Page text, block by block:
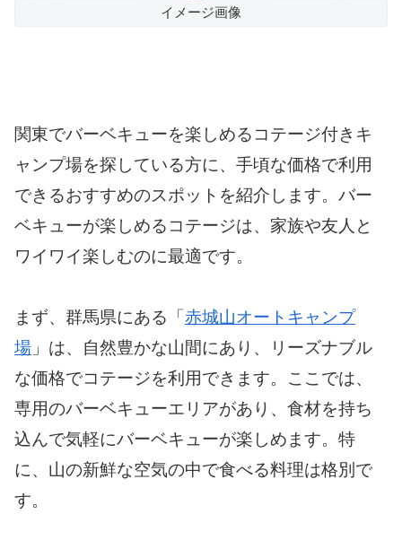
イメージ画像
関東でバーベキューを楽しめるコテージ付きキ
ャンプ場を探している方に、手頃な価格で利用
できるおすすめのスポットを紹介します。バー
ベキューが楽しめるコテージは、家族や友人と
ワイワイ楽しむのに最適です。
まず、群馬県にある「 赤城山オートキャンプ
場 」は、自然豊かな山間にあり、リーズナブル
な価格でコテージを利用できます。ここでは、
専用のバーベキューエリアがあり、食材を持ち
込んで気軽にバーベキューが楽しめます。特
に、山の新鮮な空気の中で食べる料理は格別で
す。